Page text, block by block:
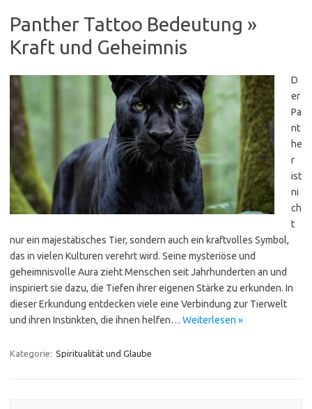
Panther Tattoo Bedeutung »
Kraft und Geheimnis
D
er
Pa
nt
he
r
ist
ni
ch
t
nur ein majestätisches Tier, sondern auch ein kraftvolles Symbol,
das in vielen Kulturen verehrt wird. Seine mysteriöse und
geheimnisvolle Aura zieht Menschen seit Jahrhunderten an und
inspiriert sie dazu, die Tiefen ihrer eigenen Stärke zu erkunden. In
dieser Erkundung entdecken viele eine Verbindung zur Tierwelt
und ihren Instinkten, die ihnen helfen… Weiterlesen »
Kategorie: Spiritualität und Glaube